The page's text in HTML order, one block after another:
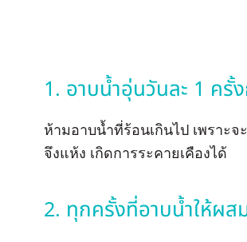
1. อาบน้ำอุ่นวันละ 1 ครั้
ห้ามอาบน้ำที่ร้อนเกินไป เพราะ
จึงแห้ง เกิดการระคายเคืองได้
2. ทุกครั้งที่อาบน้ำให้ผ